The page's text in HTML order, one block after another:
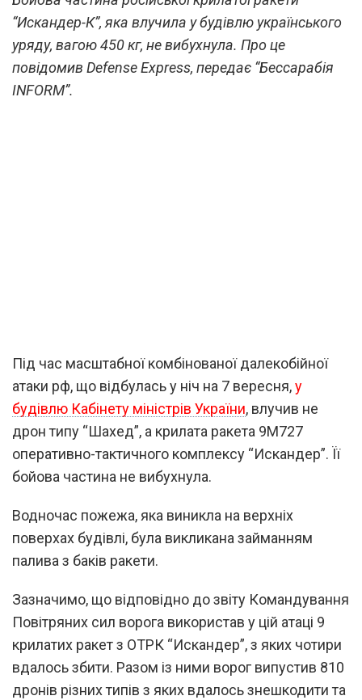
“Искандер-К”, яка влучила у будівлю українського
уряду, вагою 450 кг, не вибухнула. Про це
повідомив Defense Express, передає “Бессарабія
INFORM”.
Під час масштабної комбінованої далекобійної
атаки рф, що відбулась у ніч на 7 вересня,у
будівлю Кабінету міністрів України, влучив не
дрон типу “Шахед”, а крилата ракета 9М727
оперативно-тактичного комплексу “Искандер”. Її
бойова частина не вибухнула.
Водночас пожежа, яка виникла на верхніх
поверхах будівлі, була викликана займанням
палива з баків ракети.
Зазначимо, що відповідно до звіту Командування
Повітряних сил ворога використав у цій атаці 9
крилатих ракет з ОТРК “Искандер”, з яких чотири
вдалось збити. Разом із ними ворог випустив 810
дронів різних типів з яких вдалось знешкодити та